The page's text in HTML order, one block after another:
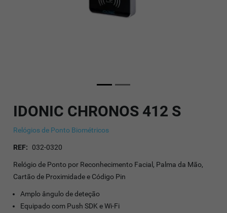
IDONIC CHRONOS 412 S
Relógios de Ponto Biométricos
REF: 032-0320
Relógio de Ponto por Reconhecimento Facial, Palma da Mão,
Cartão de Proximidade e Código Pin
Amplo ângulo de deteção
Equipado com Push SDK e Wi-Fi